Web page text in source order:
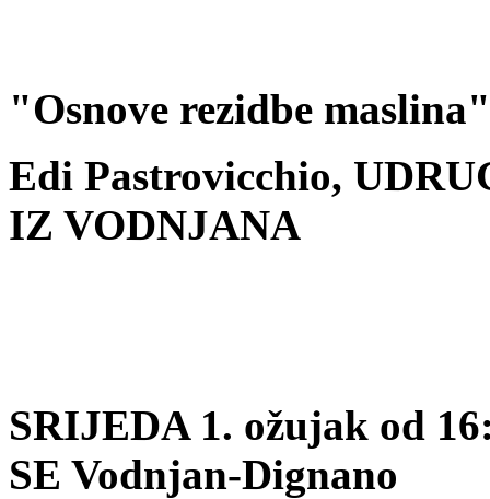
"Osnove rezidbe
Edi Pastrovicchio,
IZ VODNJANA
SRIJEDA 1. ožujak od
SE Vodnjan-Dignano